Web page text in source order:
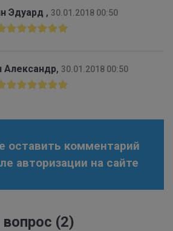
Эдуард , 30.01.2018 00:50
Александр, 30.01.2018 00:50
оставить комментарий
авторизации на сайте
(2)